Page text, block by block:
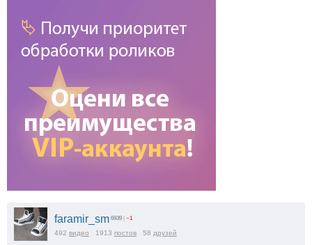
faramir_sm 6939 −1
492 видео 1913 постов 58 друзей